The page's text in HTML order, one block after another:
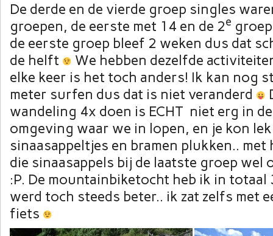
De derde en de vierde groep singles
groepen, de eerste met 14 en de 2e
de eerste groep bleef 2 weken dus dat
de helft
We hebben dezelfde
elke keer is het toch anders! Ik kan nog
meter surfen dus dat is niet veranderd
wandeling 4x doen is ECHT niet erg in
omgeving waar we in lopen, en je kon
sinaasappeltjes en bramen plukken..
die sinaasappels bij de laatste groep wel
:P. De mountainbiketocht heb ik in totaal
werd toch steeds beter.. ik zat zelfs met
fiets